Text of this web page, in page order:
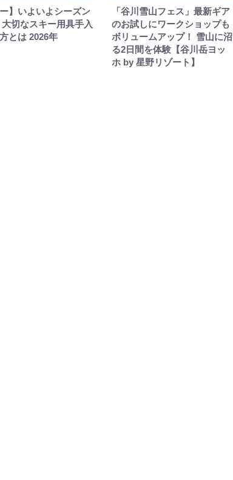
ー】いよいよシーズン
切なスキー用具手入
とは 2026年
「谷川雪山フェス」最新ギア
のお試しにワークショップも
ボリュームアップ！ 雪山に沼
る2日間を体験【谷川岳ヨッ
ホ by 星野リゾート】